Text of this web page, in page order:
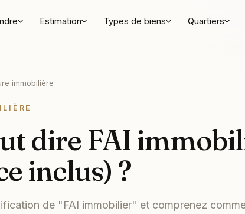
Estimation Types de biens Quartiers
immobilière
dire FAI
inclus) ?
de "FAI immobilier" et comprenez